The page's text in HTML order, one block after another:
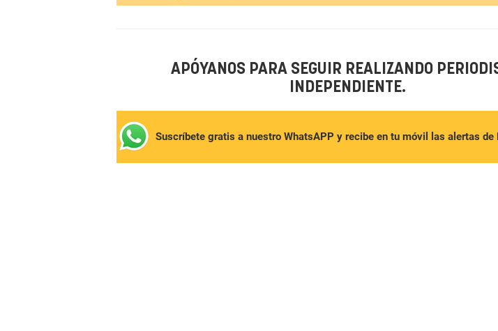
APÓYANOS PARA SEGUIR REALIZANDO
INDEPENDIENTE.
Suscríbete gratis a nuestro WhatsAPP y recibe en tu móvil las alertas de